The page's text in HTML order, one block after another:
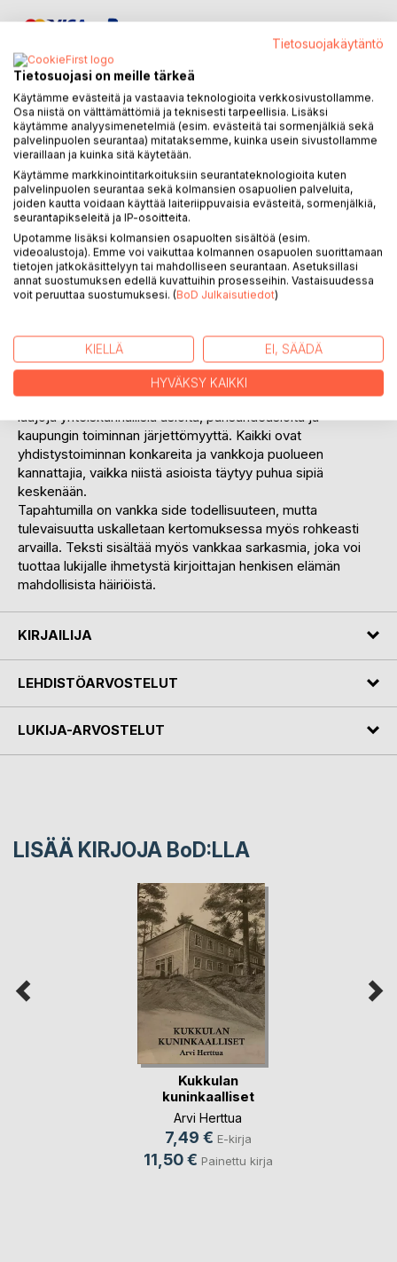
KUVAUS
Sointulan Eläkkeensaajat ry on keskikokoinen ja keski-
ikäinen eläkeläisjärjestö. Sen toiminta pyrkii tuomaan
ikäihmisiä kodeistaan yhdessäoloon ja näin parantamaan
heidän elämänlaatuaan. Tämä kertomus valottaa
yhdistyksen haasteita, joita ikääntyneiden ja eri taustoista
tulevien ihmisten näkemysten erilaisuudesta syntyy
väistämättä sanomista.
Sointulan Eläkkeensaajien suurin voimavara on Seuratalo,
kaupunki ei tunnista vapaaehtoistyön arvoa ja haluaa ajaa
yhdistyksen pois, koska suojellun kiinteistön korjauskulut
tuottavat suurta huolta.
Neljä kaverusta miettivät Tiistaikerhon ennakkokahveilla
laajoja yhteiskunnallisia asioita, parisuhdeasioita ja
kaupungin toiminnan järjettömyyttä. Kaikki ovat
yhdistystoiminnan konkareita ja vankkoja puolueen
kannattajia, vaikka niistä asioista täytyy puhua sipiä
keskenään.
Tapahtumilla on vankka side todellisuuteen, mutta
tulevaisuutta uskalletaan kertomuksessa myös rohkeasti
arvailla. Teksti sisältää myös vankkaa sarkasmia, joka voi
tuottaa lukijalle ihmetystä kirjoittajan henkisen elämän
mahdollisista häiriöistä.
KIRJAILIJA
LEHDISTÖARVOSTELUT
LUKIJA-ARVOSTELUT
LISÄÄ KIRJOJA BoD:LLA
Kukkulan
kuninkaalliset
Arvi Herttua
7,49 € E-kirja
11,50 € Painettu kirja
Tietosuojakäytäntö
Tietosuojasi on meille tärkeä
Käytämme evästeitä ja vastaavia teknologioita verkkosivustollamme.
Osa niistä on välttämättömiä ja teknisesti tarpeellisia. Lisäksi
käytämme analyysimenetelmiä (esim. evästeitä tai sormenjälkiä sekä
palvelinpuolen seurantaa) mitataksemme, kuinka usein sivustollamme
vieraillaan ja kuinka sitä käytetään.
Käytämme markkinointitarkoituksiin seurantateknologioita kuten
palvelinpuolen seurantaa sekä kolmansien osapuolien palveluita,
joiden kautta voidaan käyttää laiteriippuvaisia evästeitä, sormenjälkiä,
seurantapikseleitä ja IP-osoitteita.
Upotamme lisäksi kolmansien osapuolten sisältöä (esim.
videoalustoja). Emme voi vaikuttaa kolmannen osapuolen suorittamaan
tietojen jatkokäsittelyyn tai mahdolliseen seurantaan. Asetuksillasi
annat suostumuksen edellä kuvattuihin prosesseihin. Vastaisuudessa
voit peruuttaa suostumuksesi. (BoD Julkaisutiedot)
KIELLÄ EI, SÄÄDÄ
HYVÄKSY KAIKKI